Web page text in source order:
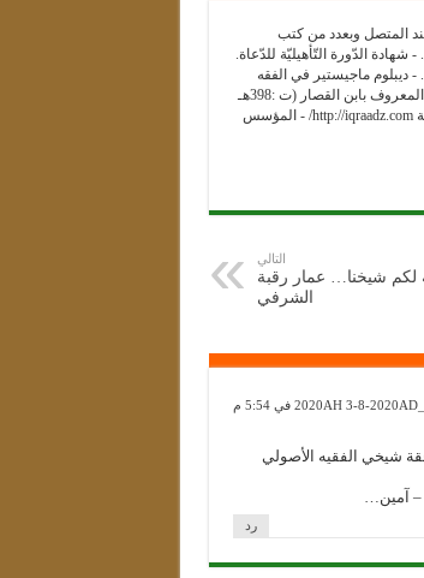
المتصل وبعدد من كتب
الدّورة التّأهيليّة للدّعاة.
ديبلوم ماجيستير في الفقه
المقارن (تحقيق جزء من كتاب عيون الأدلّة - للقاضي أبي الحسن علي بن أحمد المالكي البغدادي المعروف بابن القصار (ت :398هـ
- 1008م- قسم المعاملات. - مؤسس ومدير معهد اقرأ للقرآن وعلومه، باب الزوار- الجزائر العاصمة http://iqraadz.com/ - المؤسس
التالي
لكم شيخنا… عمار رقبة
الشرفي
برفقة شيخي الفقيه الأصولي
– آمين…
رد